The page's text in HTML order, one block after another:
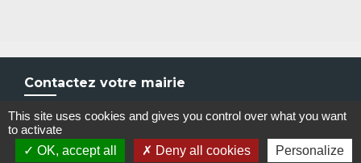
Contactez votre mairie
Commune du Quesnel-Aubry
Rue Pauvrette
60480 Le Quesnel-Aubry - FRANCE
This site uses cookies and gives you control over what you want
to activate
OK, accept all
Deny all cookies Personalize